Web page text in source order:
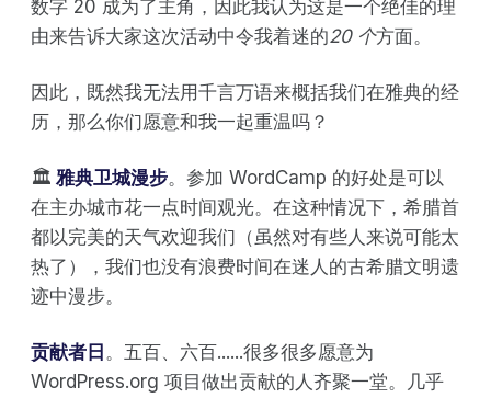
数字 20 成为了主角，因此我认为这是一个绝佳的理
由来告诉大家这次活动中令我着迷的20 个方面。
因此，既然我无法用千言万语来概括我们在雅典的经
历，那么你们愿意和我一起重温吗？
🏛️ 雅典卫城漫步。参加 WordCamp 的好处是可以
在主办城市花一点时间观光。在这种情况下，希腊首
都以完美的天气欢迎我们（虽然对有些人来说可能太
热了），我们也没有浪费时间在迷人的古希腊文明遗
迹中漫步。
贡献者日 。五百、六百......很多很多愿意为
WordPress.org 项目做出贡献的人齐聚一堂。几乎